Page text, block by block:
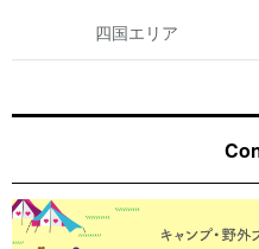
四国エリア